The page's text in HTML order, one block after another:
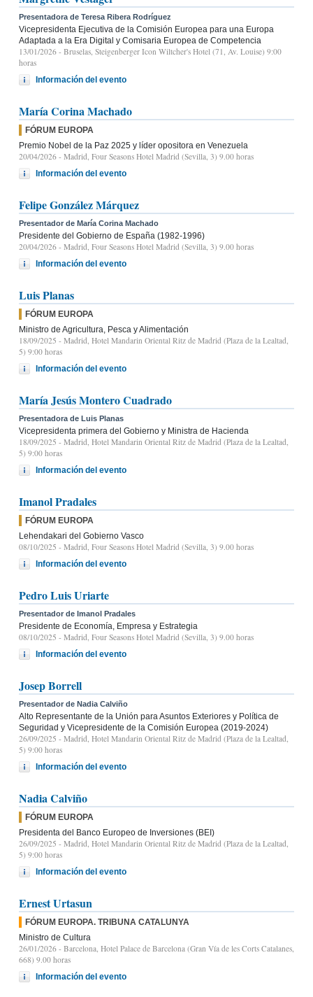
Presentadora de Teresa Ribera Rodríguez
Vicepresidenta Ejecutiva de la Comisión Europea para una Europa
Adaptada a la Era Digital y Comisaria Europea de Competencia
13/01/2026 - Bruselas, Steigenberger Icon Wiltcher's Hotel (71, Av. Louise) 9:00
horas
Información del evento
María Corina Machado
FÓRUM EUROPA
Premio Nobel de la Paz 2025 y líder opositora en Venezuela
20/04/2026 - Madrid, Four Seasons Hotel Madrid (Sevilla, 3) 9.00 horas
Información del evento
Felipe González Márquez
Presentador de María Corina Machado
Presidente del Gobierno de España (1982-1996)
20/04/2026 - Madrid, Four Seasons Hotel Madrid (Sevilla, 3) 9.00 horas
Información del evento
Luis Planas
FÓRUM EUROPA
Ministro de Agricultura, Pesca y Alimentación
18/09/2025 - Madrid, Hotel Mandarin Oriental Ritz de Madrid (Plaza de la Lealtad,
5) 9:00 horas
Información del evento
María Jesús Montero Cuadrado
Presentadora de Luis Planas
Vicepresidenta primera del Gobierno y Ministra de Hacienda
18/09/2025 - Madrid, Hotel Mandarin Oriental Ritz de Madrid (Plaza de la Lealtad,
5) 9:00 horas
Información del evento
Imanol Pradales
FÓRUM EUROPA
Lehendakari del Gobierno Vasco
08/10/2025 - Madrid, Four Seasons Hotel Madrid (Sevilla, 3) 9.00 horas
Información del evento
Pedro Luis Uriarte
Presentador de Imanol Pradales
Presidente de Economía, Empresa y Estrategia
08/10/2025 - Madrid, Four Seasons Hotel Madrid (Sevilla, 3) 9.00 horas
Información del evento
Josep Borrell
Presentador de Nadia Calviño
Alto Representante de la Unión para Asuntos Exteriores y Política de
Seguridad y Vicepresidente de la Comisión Europea (2019-2024)
26/09/2025 - Madrid, Hotel Mandarin Oriental Ritz de Madrid (Plaza de la Lealtad,
5) 9:00 horas
Información del evento
Nadia Calviño
FÓRUM EUROPA
Presidenta del Banco Europeo de Inversiones (BEI)
26/09/2025 - Madrid, Hotel Mandarin Oriental Ritz de Madrid (Plaza de la Lealtad,
5) 9:00 horas
Información del evento
Ernest Urtasun
FÓRUM EUROPA. TRIBUNA CATALUNYA
Ministro de Cultura
26/01/2026 - Barcelona, Hotel Palace de Barcelona (Gran Vía de les Corts Catalanes,
668) 9.00 horas
Información del evento